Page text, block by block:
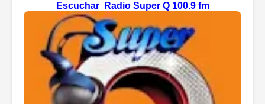
Escuchar Radio Super Q 100.9 fm